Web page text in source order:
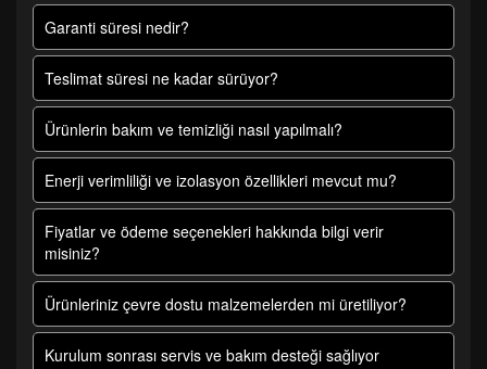
Garanti süresi nedir?
Teslimat süresi ne kadar sürüyor?
Ürünlerin bakım ve temizliği nasıl yapılmalı?
Enerji verimliliği ve izolasyon özellikleri mevcut mu?
Fiyatlar ve ödeme seçenekleri hakkında bilgi verir
misiniz?
Ürünleriniz çevre dostu malzemelerden mi üretiliyor?
Kurulum sonrası servis ve bakım desteği sağlıyor